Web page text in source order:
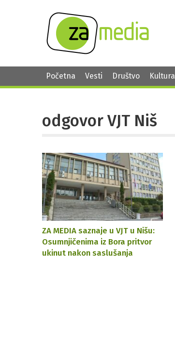
Početna Vesti Društvo Kultura
odgovor VJT Niš
ZA MEDIA saznaje u VJT u Nišu:
Osumnjičenima iz Bora pritvor
ukinut nakon saslušanja